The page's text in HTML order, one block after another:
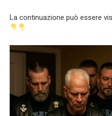
La continuazione può essere